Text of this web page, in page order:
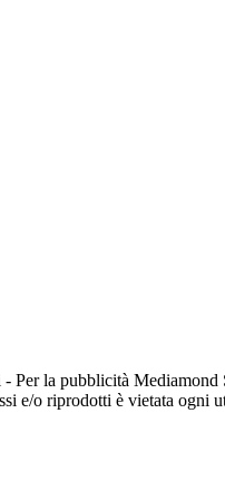
la pubblicità
e/o riprodotti è vietata ogni